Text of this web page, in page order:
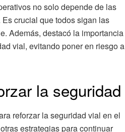
no solo depende de las
crucial que todos sigan las
Además, destacó la importancia
vial, evitando poner en riesgo a
la seguridad
reforzar la seguridad vial en el
estrategias para continuar